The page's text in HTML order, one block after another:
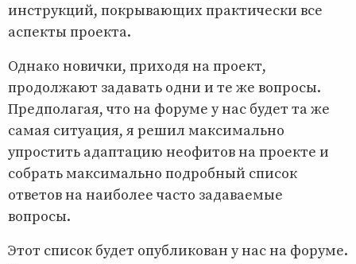
инструкций, покрывающих практически все
аспекты проекта.
Однако новички, приходя на проект,
продолжают задавать одни и те же вопросы.
Предполагая, что на форуме у нас будет та же
самая ситуация, я решил максимально
упростить адаптацию неофитов на проекте и
собрать максимально подробный список
ответов на наиболее часто задаваемые
вопросы.
Этот список будет опубликован у нас на форуме.